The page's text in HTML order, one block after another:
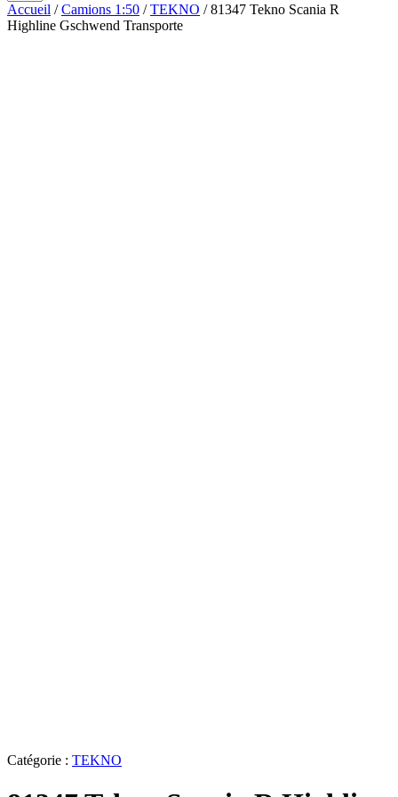
Accueil /Camions 1:50 /TEKNO / 81347 Tekno Scania R
Highline Gschwend Transporte
Catégorie : TEKNO